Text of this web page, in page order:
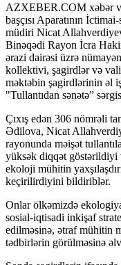
AZXEBER.COM xəbər
başçısı Aparatının
müdiri Nicat
Binəqədi Rayon İcra
ərazi dairəsi üzrə
kollektivi, şagirdlər və
məktəbin şagirdlərinin əl
"Tullantıdan sənətə”
Çıxış edən 306 nömrəli
Ədilova, Nicat
rayonunda məişət
yüksək diqqət göstərildiyi
ekoloji mühitin
keçirilirdiyini bildiriblər.
Onlar ölkəmizdə
sosial-iqtisadi inkişaf
edilməsinə, ətraf mühitin
tədbirlərin görülməsinə